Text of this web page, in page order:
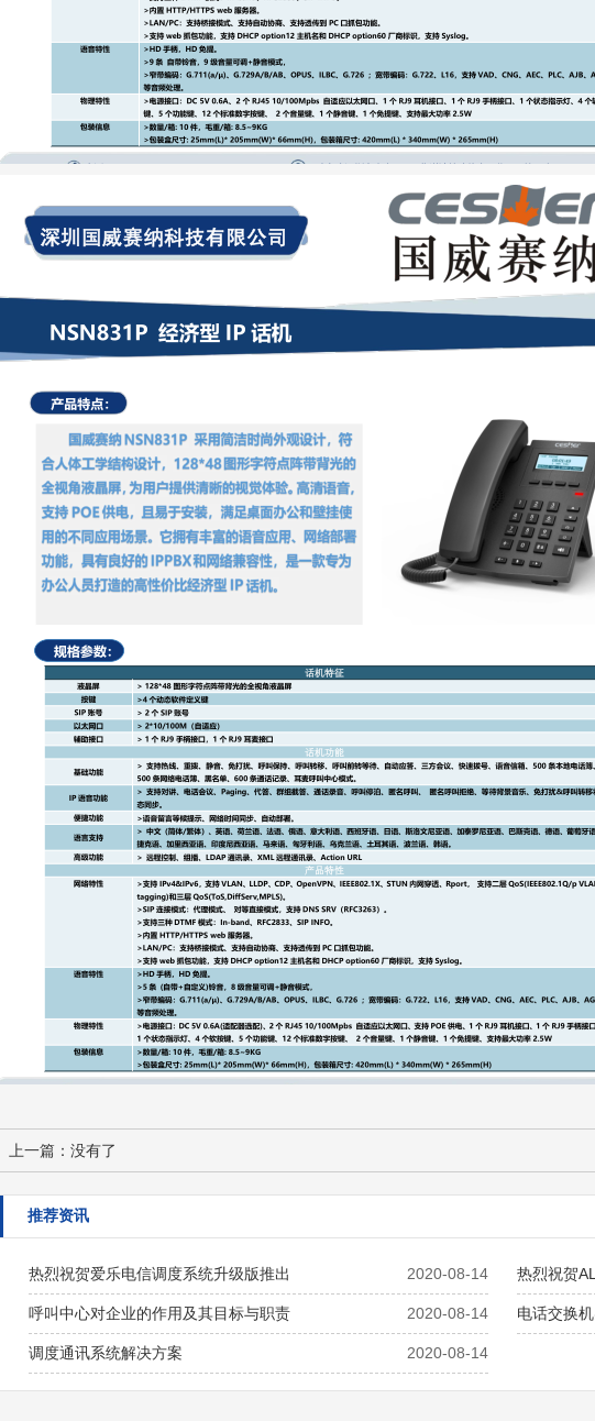
上一篇：没有了
推荐资讯
2020-08-14
热烈祝贺爱乐电信调度系统升级版推出 热烈祝贺
2020-08-14
呼叫中心对企业的作用及其目标与职责 电话交换
2020-08-14
调度通讯系统解决方案